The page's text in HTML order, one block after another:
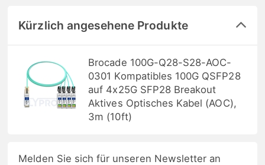
Kürzlich angesehene Produkte
Brocade 100G-Q28-S28-AOC-
0301 Kompatibles 100G QSFP28
auf 4x25G SFP28 Breakout
Aktives Optisches Kabel (AOC),
3m (10ft)
Melden Sie sich für unseren Newsletter an